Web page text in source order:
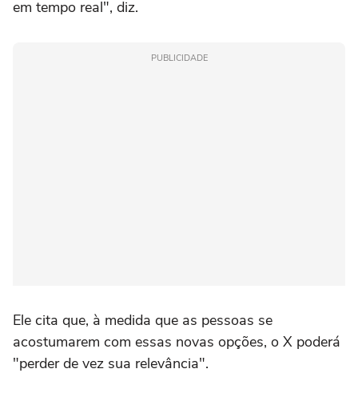
em tempo real", diz.
PUBLICIDADE
Ele cita que, à medida que as pessoas se
acostumarem com essas novas opções, o X poderá
"perder de vez sua relevância".